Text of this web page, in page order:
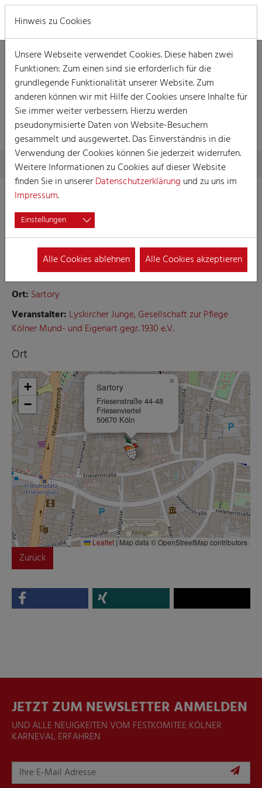
VERANSTALTUNG
Skip to main content
You are here:
Home Session Veranstaltungen Veranstaltung
Mädchensitzung
13.01.2026 17:00 Veranstaltungen, Damensitzung
Sitzung der Lyskircher Junge Gesellschaft zur Pflege Kölner
Mund- und Eigenart gegr. 1930 e.V.
Ort: Sartory
Veranstalter: Lyskircher Junge, Gesellschaft zur Pflege
Kölner Mund- und Eigenart gegr. 1930 e.V.
Ort
Sartory
Friesenstraße 44-48
Friesenviertel
50670 Köln
×
+
−
Leaflet | Map data © OpenStreetMap contributors
Zurück
JETZT ZUM NEWSLETTER ANMELDEN
UND ALLE NEUIGKEITEN VOM FESTKOMITEE KÖLNER
KARNEVAL ERFAHREN
Hinweis zu Cookies
Unsere Webseite verwendet Cookies. Diese haben zwei
Funktionen: Zum einen sind sie erforderlich für die
grundlegende Funktionalität unserer Website. Zum
anderen können wir mit Hilfe der Cookies unsere Inhalte für
Sie immer weiter verbessern. Hierzu werden
pseudonymisierte Daten von Website-Besuchern
gesammelt und ausgewertet. Das Einverständnis in die
Verwendung der Cookies können Sie jederzeit widerrufen.
Weitere Informationen zu Cookies auf dieser Website
finden Sie in unsererDatenschutzerklärung und zu uns im
Impressum.
Einstellungen
Alle Cookies ablehnen Alle Cookies akzeptieren